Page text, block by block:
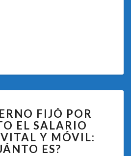
GOBIERNO
FIJÓ
POR
DECRETO
FIJÓ POR
EL SALARIO
Y MÓVIL:
ES?